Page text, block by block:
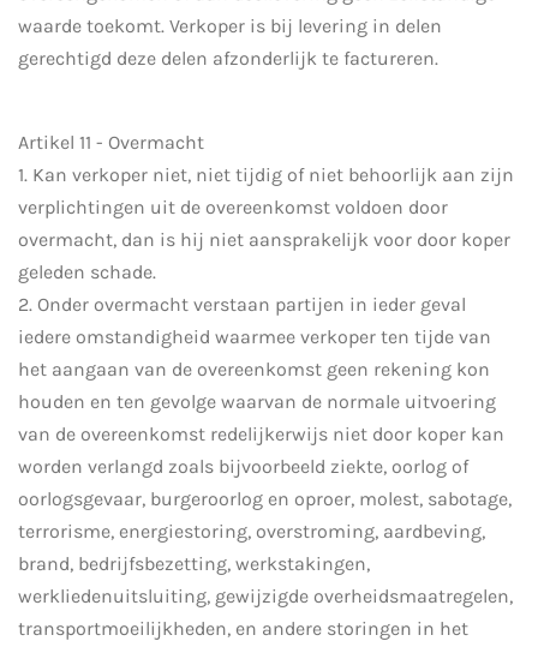
waarde toekomt. Verkoper is bij levering in delen
gerechtigd deze delen afzonderlijk te factureren.
Artikel 11 - Overmacht
1. Kan verkoper niet, niet tijdig of niet behoorlijk aan zijn
verplichtingen uit de overeenkomst voldoen door
overmacht, dan is hij niet aansprakelijk voor door koper
geleden schade.
2. Onder overmacht verstaan partijen in ieder geval
iedere omstandigheid waarmee verkoper ten tijde van
het aangaan van de overeenkomst geen rekening kon
houden en ten gevolge waarvan de normale uitvoering
van de overeenkomst redelijkerwijs niet door koper kan
worden verlangd zoals bijvoorbeeld ziekte, oorlog of
oorlogsgevaar, burgeroorlog en oproer, molest, sabotage,
terrorisme, energiestoring, overstroming, aardbeving,
brand, bedrijfsbezetting, werkstakingen,
werkliedenuitsluiting, gewijzigde overheidsmaatregelen,
transportmoeilijkheden, en andere storingen in het